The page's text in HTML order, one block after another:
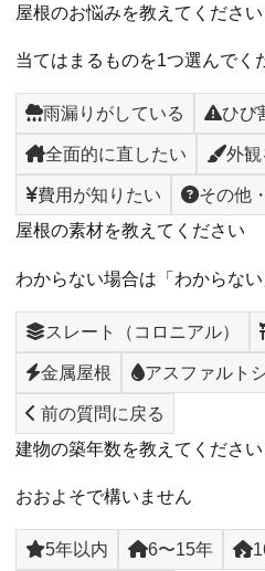
屋根のお悩みを教えてください
当てはまるものを1つ選んでく
雨漏りがしている ひび
全面的に直したい 外
費用が知りたい
その他
屋根の素材を教えてください
わからない場合は「わからな
スレート（コロニアル）
金属屋根 アスファルト
前の質問に戻る
建物の築年数を教えてください
おおよそで構いません
5年以内 6〜15年